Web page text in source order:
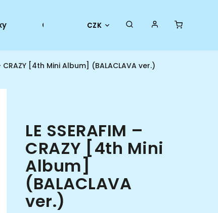
CZK
Collector goods Oficiální merch
– CRAZY [4th Mini Album] (BALACLAVA ver.)
LE SSERAFIM –
CRAZY [4th Mini
Album]
(BALACLAVA
ver.)